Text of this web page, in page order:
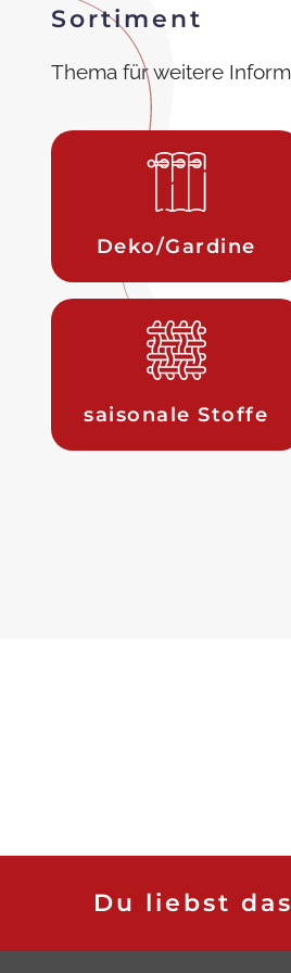
Sortiment
Thema für weitere
Deko/Gardine
saisonale Stoffe
Du liebst